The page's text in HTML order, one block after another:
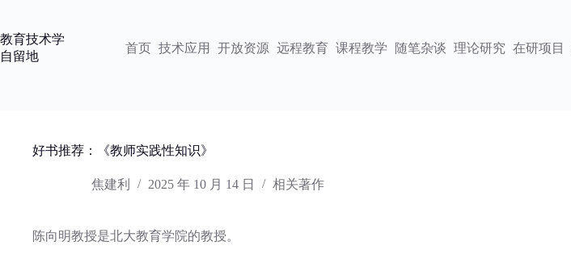
内
容
教育技术学
自留地
首页 技术应用 开放资源 远程教育 课程教学 随笔杂谈 理论研究 在研项目
好书推荐：《教师实践性知识》
焦建利 2025 年 10 月 14 日 相关著作
陈向明教授是北大教育学院的教授。